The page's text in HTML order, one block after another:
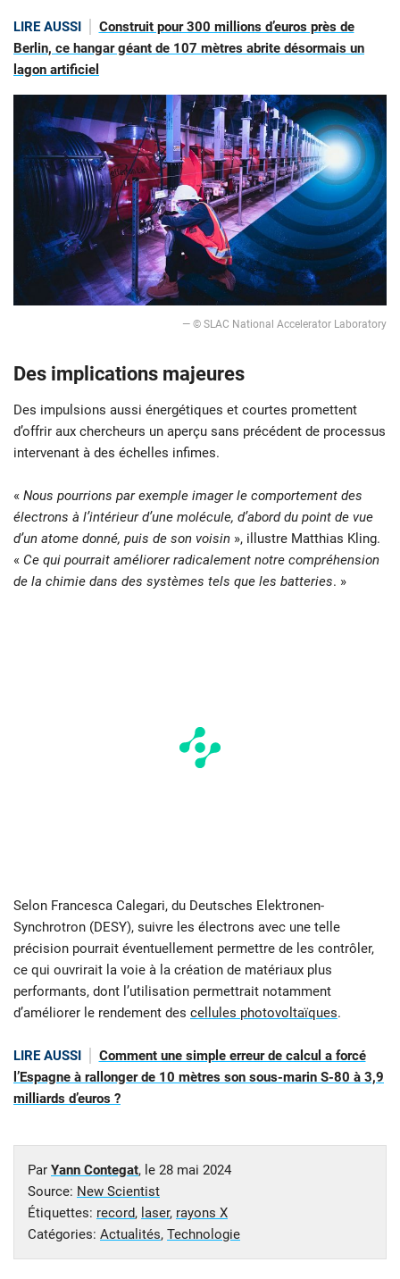
LIRE AUSSI
Construit pour 300 millions d’euros près de
Berlin, ce hangar géant de 107 mètres abrite désormais un
lagon artificiel
— © SLAC National Accelerator Laboratory
Des implications majeures
Des impulsions aussi énergétiques et courtes promettent
d’offrir aux chercheurs un aperçu sans précédent de processus
intervenant à des échelles infimes.
« Nous pourrions par exemple imager le comportement des
électrons à l’intérieur d’une molécule, d’abord du point de vue
d’un atome donné, puis de son voisin », illustre Matthias Kling.
« Ce qui pourrait améliorer radicalement notre compréhension
de la chimie dans des systèmes tels que les batteries. »
Selon Francesca Calegari, du Deutsches Elektronen-
Synchrotron (DESY), suivre les électrons avec une telle
précision pourrait éventuellement permettre de les contrôler,
ce qui ouvrirait la voie à la création de matériaux plus
performants, dont l’utilisation permettrait notamment
d’améliorer le rendement des cellules photovoltaïques.
LIRE AUSSI
Comment une simple erreur de calcul a forcé
l’Espagne à rallonger de 10 mètres son sous-marin S-80 à 3,9
milliards d’euros ?
Par Yann Contegat, le 28 mai 2024
Source: New Scientist
Étiquettes: record, laser, rayons X
Catégories: Actualités, Technologie